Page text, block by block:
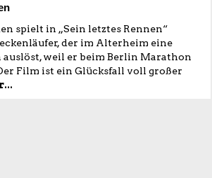
spielt in „Sein letztes Rennen“
der im Alterheim eine
weil er beim Berlin Marathon
Film ist ein Glücksfall voll großer